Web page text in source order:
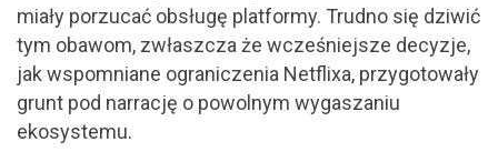
miały porzucać obsługę platformy. Trudno się dziwić
tym obawom, zwłaszcza że wcześniejsze decyzje,
jak wspomniane ograniczenia Netflixa, przygotowały
grunt pod narrację o powolnym wygaszaniu
ekosystemu.